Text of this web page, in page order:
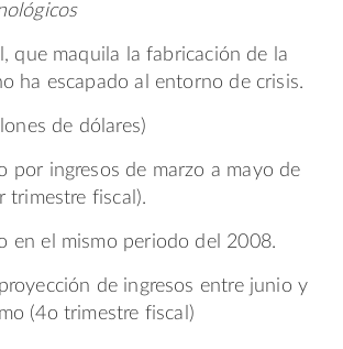
que maquila la fabricación de la
ha escapado al entorno de crisis.
de dólares)
por ingresos de marzo a mayo de
trimestre fiscal).
en el mismo periodo del 2008.
de ingresos entre junio y
(4o trimestre fiscal)